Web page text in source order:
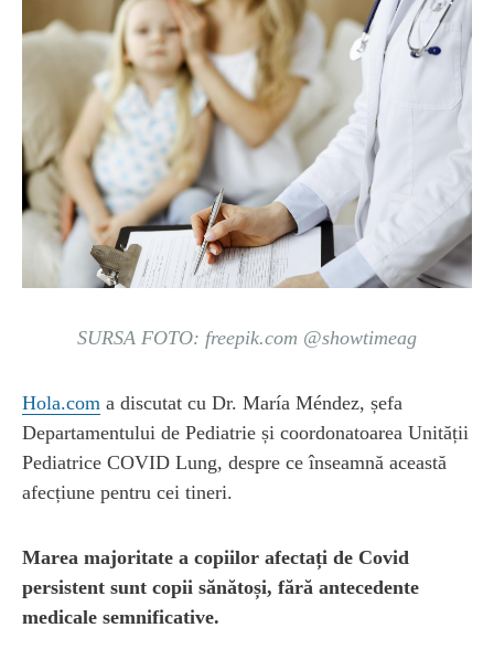
SURSA FOTO: freepik.com @showtimeag
Hola.com a discutat cu Dr. María Méndez, șefa
Departamentului de Pediatrie și coordonatoarea Unității
Pediatrice COVID Lung, despre ce înseamnă această
afecțiune pentru cei tineri.
Marea majoritate a copiilor afectați de Covid
persistent sunt copii sănătoși, fără antecedente
medicale semnificative.